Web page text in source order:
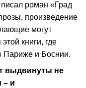
роман «Град
произведение
могут
книги, где
Париже и Боснии.
выдвинуты не
– и